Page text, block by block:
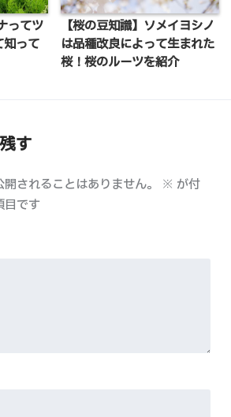
ってツ
知って
【桜の豆知識】ソメイヨシノ
は品種改良によって生まれた
桜！桜のルーツを紹介
す
されることはありません。 ※ が付
目です